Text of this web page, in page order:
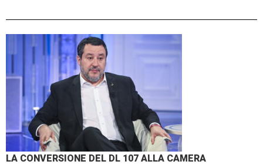
LA CONVERSIONE DEL DL 107 ALLA CAMERA